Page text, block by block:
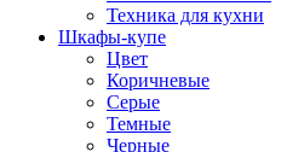
Техника для кухни
Шкафы-купе
Цвет
Коричневые
Серые
Темные
Черные